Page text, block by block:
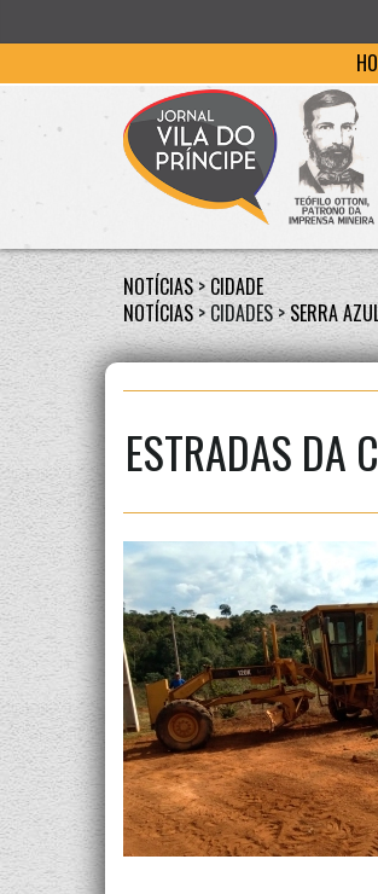
NOTÍCIAS>CIDADE
NOTÍCIAS> CIDADES >SERRA
ESTRADAS DA